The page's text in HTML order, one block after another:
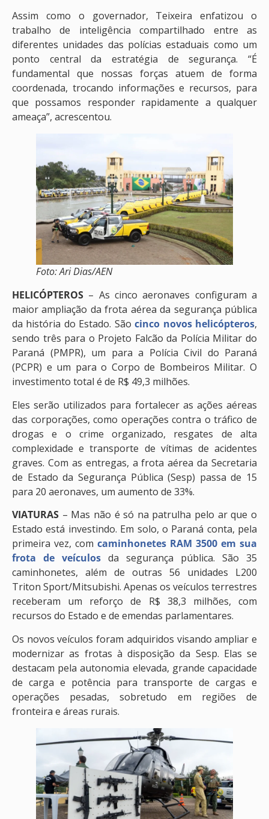
Assim como o governador, Teixeira enfatizou o
trabalho de inteligência compartilhado entre as
diferentes unidades das polícias estaduais como um
ponto central da estratégia de segurança. “É
fundamental que nossas forças atuem de forma
coordenada, trocando informações e recursos, para
que possamos responder rapidamente a qualquer
ameaça”, acrescentou.
Foto: Ari Dias/AEN
HELICÓPTEROS – As cinco aeronaves configuram a
maior ampliação da frota aérea da segurança pública
da história do Estado. Sãocinco novos helicópteros,
sendo três para o Projeto Falcão da Polícia Militar do
Paraná (PMPR), um para a Polícia Civil do Paraná
(PCPR) e um para o Corpo de Bombeiros Militar. O
investimento total é de R$ 49,3 milhões.
Eles serão utilizados para fortalecer as ações aéreas
das corporações, como operações contra o tráfico de
drogas e o crime organizado, resgates de alta
complexidade e transporte de vítimas de acidentes
graves. Com as entregas, a frota aérea da Secretaria
de Estado da Segurança Pública (Sesp) passa de 15
para 20 aeronaves, um aumento de 33%.
VIATURAS – Mas não é só na patrulha pelo ar que o
Estado está investindo. Em solo, o Paraná conta, pela
primeira vez, com caminhonetes RAM 3500 em sua
frota de veículos da segurança pública. São 35
caminhonetes, além de outras 56 unidades L200
Triton Sport/Mitsubishi. Apenas os veículos terrestres
receberam um reforço de R$ 38,3 milhões, com
recursos do Estado e de emendas parlamentares.
Os novos veículos foram adquiridos visando ampliar e
modernizar as frotas à disposição da Sesp. Elas se
destacam pela autonomia elevada, grande capacidade
de carga e potência para transporte de cargas e
operações pesadas, sobretudo em regiões de
fronteira e áreas rurais.